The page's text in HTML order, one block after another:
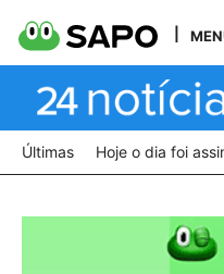
Últimas Hoje o dia foi